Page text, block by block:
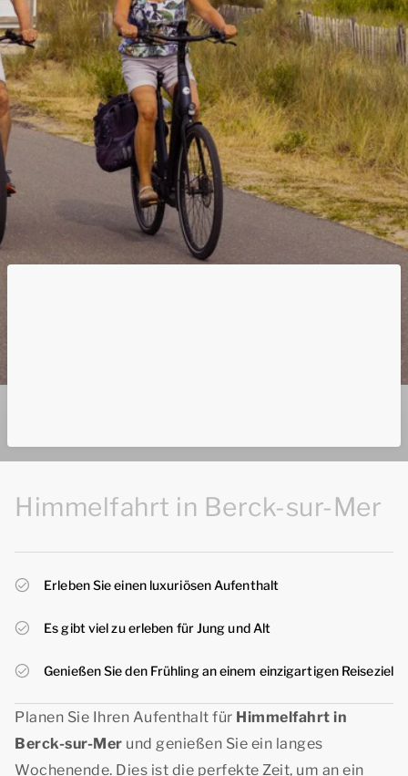
Himmelfahrt in Berck-sur-Mer
Erleben Sie einen luxuriösen Aufenthalt
Es gibt viel zu erleben für Jung und Alt
Genießen Sie den Frühling an einem einzigartigen Reiseziel
Planen Sie Ihren Aufenthalt für Himmelfahrt in
Berck-sur-Mer und genießen Sie ein langes
Wochenende. Dies ist die perfekte Zeit, um an ein